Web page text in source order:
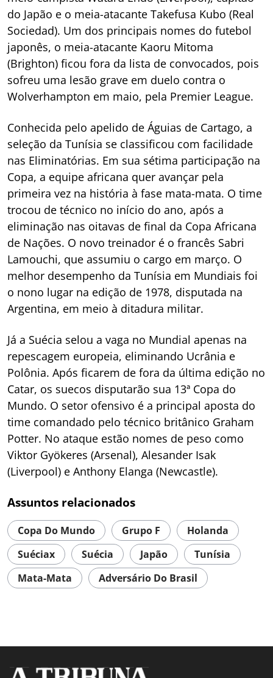
do Japão e o meia-atacante Takefusa Kubo (Real
Sociedad). Um dos principais nomes do futebol
japonês, o meia-atacante Kaoru Mitoma
(Brighton) ficou fora da lista de convocados, pois
sofreu uma lesão grave em duelo contra o
Wolverhampton em maio, pela Premier League.
Conhecida pelo apelido de Águias de Cartago, a
seleção da Tunísia se classificou com facilidade
nas Eliminatórias. Em sua sétima participação na
Copa, a equipe africana quer avançar pela
primeira vez na história à fase mata-mata. O time
trocou de técnico no início do ano, após a
eliminação nas oitavas de final da Copa Africana
de Nações. O novo treinador é o francês Sabri
Lamouchi, que assumiu o cargo em março. O
melhor desempenho da Tunísia em Mundiais foi
o nono lugar na edição de 1978, disputada na
Argentina, em meio à ditadura militar.
Já a Suécia selou a vaga no Mundial apenas na
repescagem europeia, eliminando Ucrânia e
Polônia. Após ficarem de fora da última edição no
Catar, os suecos disputarão sua 13ª Copa do
Mundo. O setor ofensivo é a principal aposta do
time comandado pelo técnico britânico Graham
Potter. No ataque estão nomes de peso como
Viktor Gyökeres (Arsenal), Alesander Isak
(Liverpool) e Anthony Elanga (Newcastle).
Assuntos relacionados
Copa Do Mundo Grupo F
Holanda
Suéciax
Suécia Japão
Tunísia
Mata-Mata
Adversário Do Brasil